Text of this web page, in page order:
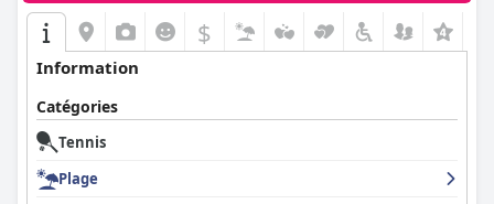
$
Information
Catégories
Tennis
Plage